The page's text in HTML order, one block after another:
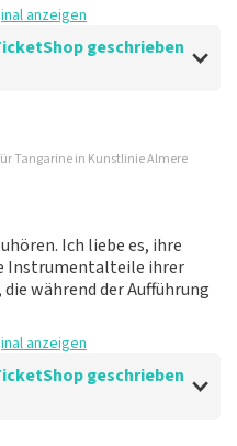
anzeigen
geschrieben
Tangarine in Kunstlinie Almere
Ich liebe es, ihre
Instrumentalteile ihrer
während der Aufführung
anzeigen
geschrieben